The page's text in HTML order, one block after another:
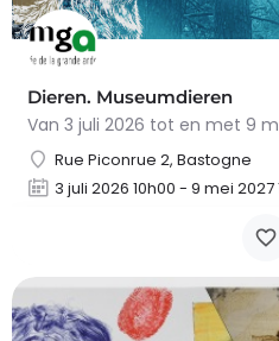
Dieren. Museumdieren
Rue Piconrue 2, Bastogne
3 juli 2026 10h00 - 9 mei 2027